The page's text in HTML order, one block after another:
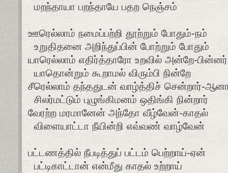
மறந்தாயா பறந்தாயே பதற நெஞ்சம்
ஊரெல்லாம் நமைப்பற்றி தூற்றும் போதும்-நம்
உறுதிதனை அறிந்துப்பின் போற்றும் போதும்
யாரெல்லாம் எதிர்த்தாரோ உறவில் அன்றே-பின்னர்
யாதொன்றும் கூறாமல் விரும்பி நின்றே
சீரெல்லாம் தந்ததுடன் வாழ்த்திச் சென்றார்-
சிலர்மட்டும் புழுங்கிமனம் ஒதிங்கி நின்றார்
வேரற்ற மரமானேன் அந்தோ வீழ்வேன்-காதல்
விளையாட்டா நீயின்றி எவ்வண் வாழ்வேன்
பட்டணத்தில் நீபடித்துப் பட்டம் பெற்றாய்-ஏன்
பட்டிகாட்டான் என்மீது காதல் உற்றாய்